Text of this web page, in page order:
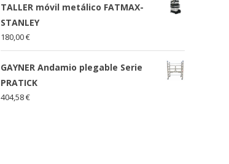
TALLER móvil metálico FATMAX-
STANLEY
180,00€
GAYNER Andamio plegable Serie
PRATICK
404,58€